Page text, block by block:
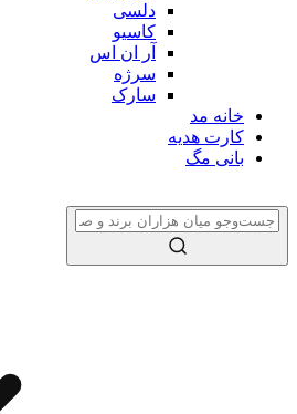
دلسی
کاسیو
آر ان اس
سرژه
سارک
خانه مد
کارت هدیه
بانی مگ